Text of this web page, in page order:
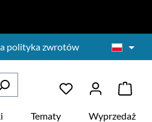
polityka zwrotów
Tematy Wyprzedaż